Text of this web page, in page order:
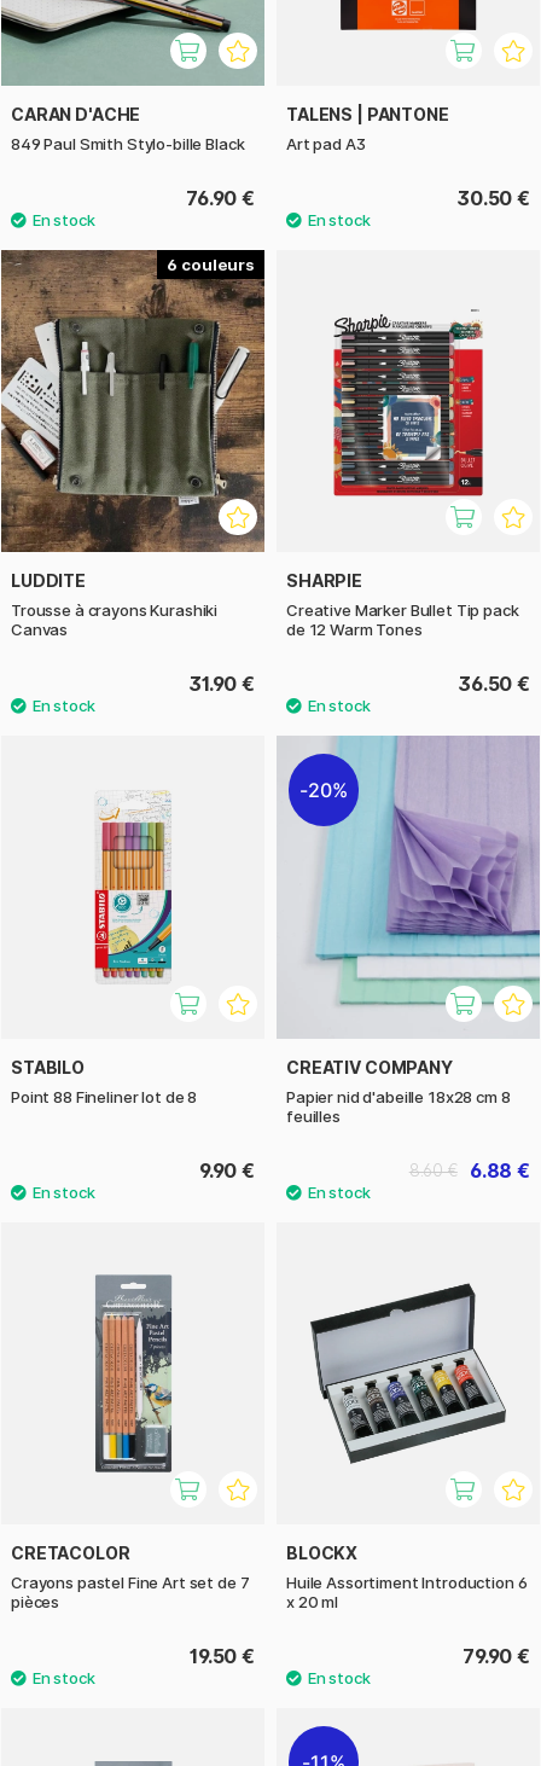
CARAN D'ACHE
849 Paul Smith Stylo-bille Black
76.90 €
TALENS | PANTONE
Art pad A3
30.50 €
6
LUDDITE
Trousse à crayons Kurashiki
Canvas
31.90 €
SHARPIE
Creative Marker Bullet Tip pack
de 12 Warm Tones
36.50 €
STABILO
Point 88 Fineliner lot de 8
9.90 €
20%
CREATIV COMPANY
Papier nid d'abeille 18x28 cm 8
feuilles
6.88 €
8.60 €
CRETACOLOR
Crayons pastel Fine Art set de 7
pièces
19.50 €
BLOCKX
Huile Assortiment Introduction 6
x 20 ml
79.90 €